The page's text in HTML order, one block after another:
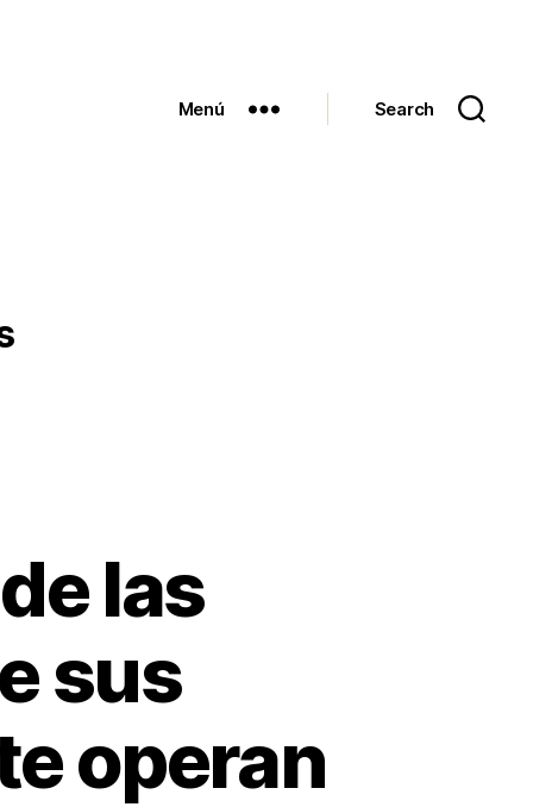
Menú Search
las
sus
operan